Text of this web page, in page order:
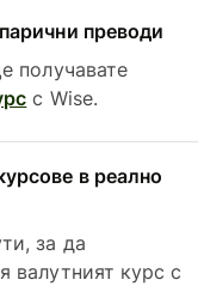
преводи
получавате
с Wise.
в реално
за да
валутният курс с